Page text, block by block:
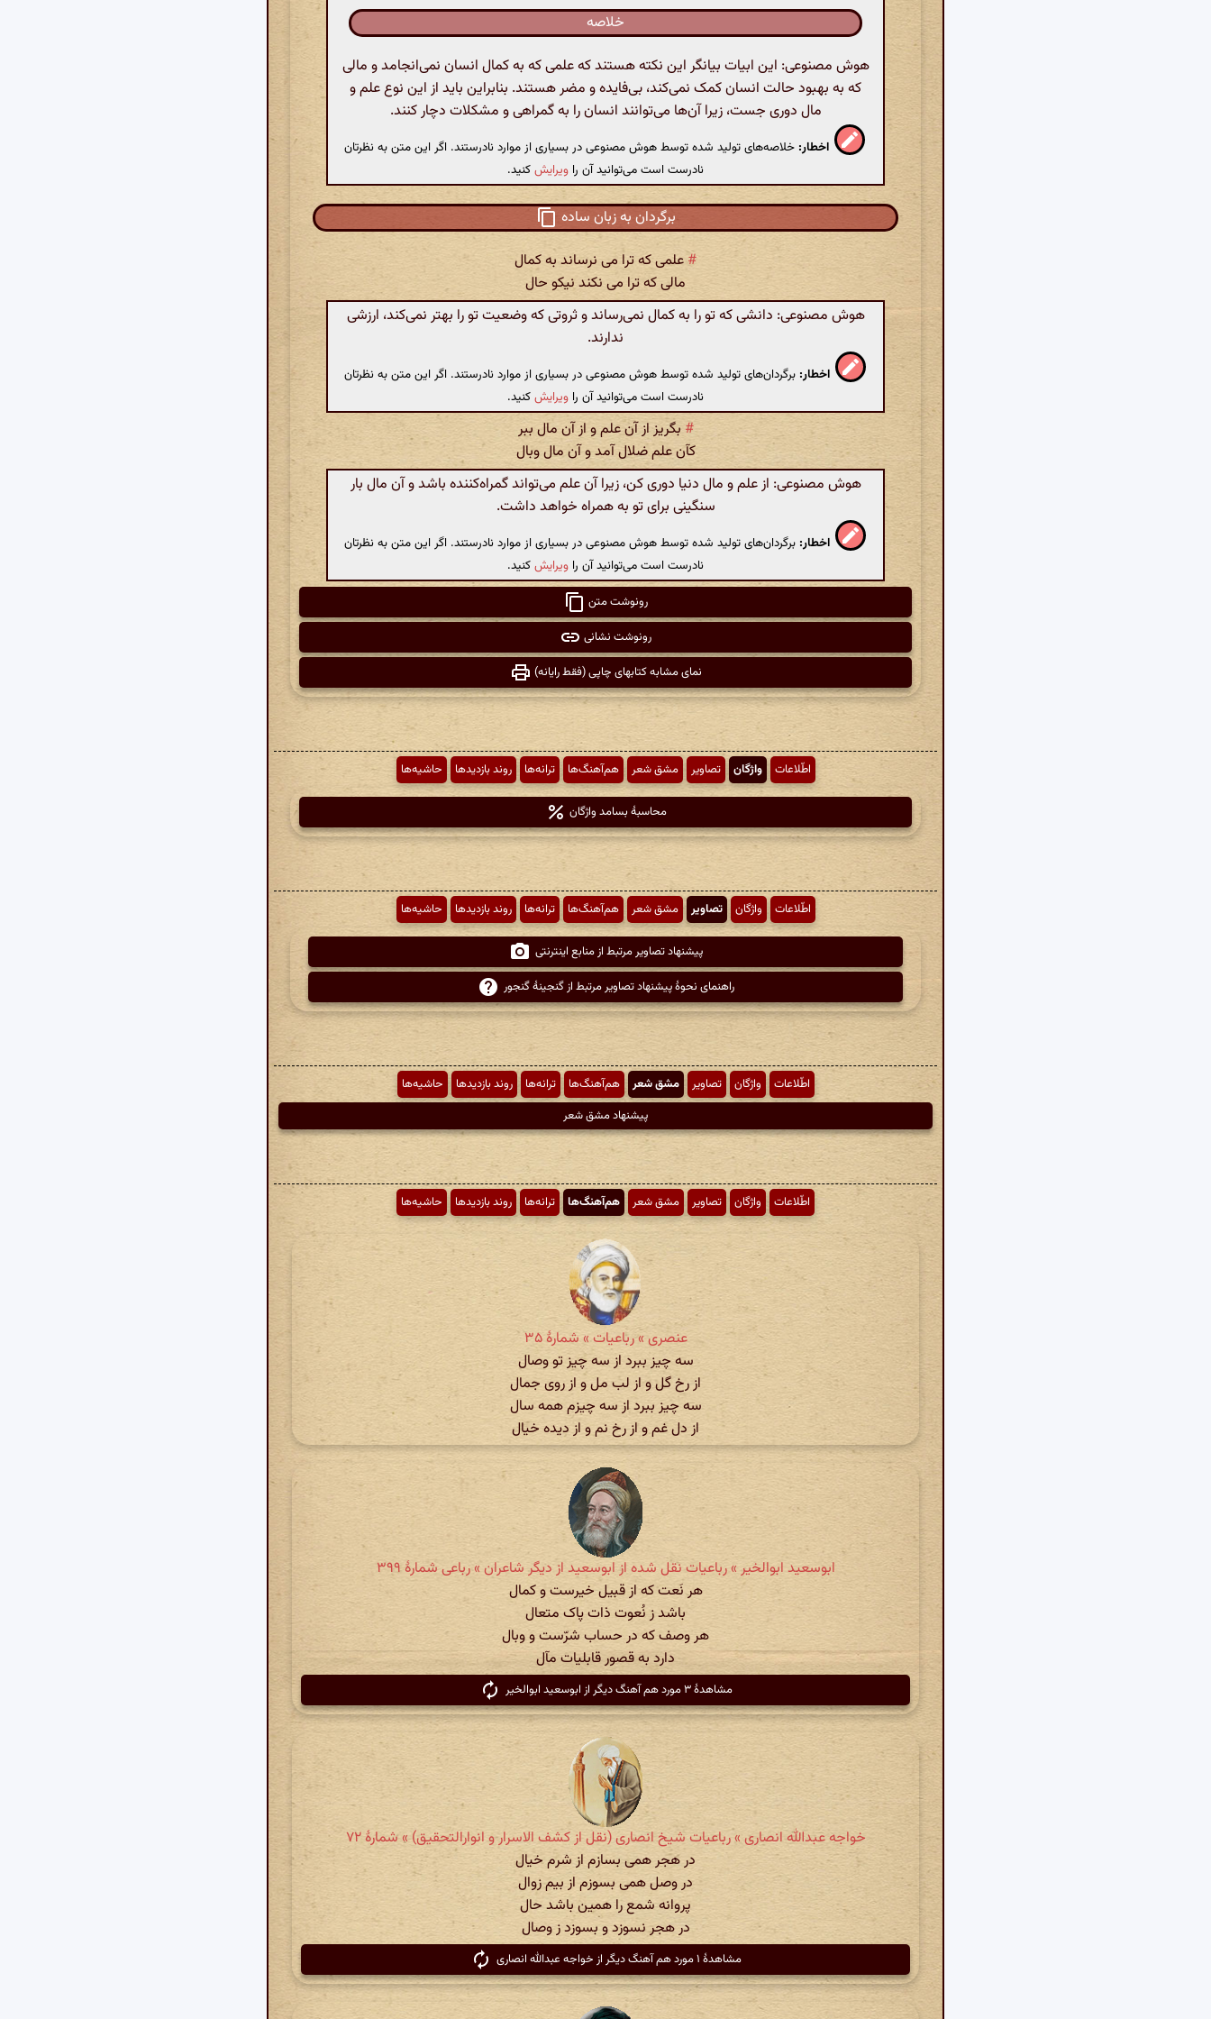
خلاصه
هوش مصنوعی: این ابیات بیانگر این نکته هستند که علمی که به کمال انسان نمی‌انجامد و مالی
که به بهبود حالت انسان کمک نمی‌کند، بی‌فایده و مضر هستند. بنابراین باید از این نوع علم و
مال دوری جست، زیرا آن‌ها می‌توانند انسان را به گمراهی و مشکلات دچار کنند.
اخطار: خلاصه‌های تولید شده توسط هوش مصنوعی در بسیاری از موارد نادرستند. اگر این متن به نظرتان
نادرست است می‌توانید آن را ویرایشکنید.
برگردان به زبان ساده
# علمی که ترا می نرساند به کمال
مالی که ترا می نکند نیکو حال
هوش مصنوعی: دانشی که تو را به کمال نمی‌رساند و ثروتی که وضعیت تو را بهتر نمی‌کند، ارزشی
ندارند.
اخطار: برگردان‌های تولید شده توسط هوش مصنوعی در بسیاری از موارد نادرستند. اگر این متن به نظرتان
نادرست است می‌توانید آن را ویرایشکنید.
# بگریز از آن علم و از آن مال ببر
کآن علم ضلال آمد و آن مال وبال
هوش مصنوعی: از علم و مال دنیا دوری کن، زیرا آن علم می‌تواند گمراه‌کننده باشد و آن مال بار
سنگینی برای تو به همراه خواهد داشت.
اخطار: برگردان‌های تولید شده توسط هوش مصنوعی در بسیاری از موارد نادرستند. اگر این متن به نظرتان
نادرست است می‌توانید آن را ویرایشکنید.
رونوشت متن
رونوشت نشانی
نمای مشابه کتابهای چاپی (فقط رایانه)
اطّلاعات واژگان تصاویر مشق شعر هم‌آهنگ‌ها ترانه‌ها روند بازدیدها حاشیه‌ها
محاسبهٔ بسامد واژگان
اطّلاعات واژگان تصاویر مشق شعر هم‌آهنگ‌ها ترانه‌ها روند بازدیدها حاشیه‌ها
پیشنهاد تصاویر مرتبط از منابع اینترنتی
راهنمای نحوهٔ پیشنهاد تصاویر مرتبط از گنجینهٔ گنجور
اطّلاعات واژگان تصاویر مشق شعر هم‌آهنگ‌ها ترانه‌ها روند بازدیدها
حاشیه‌ها
پیشنهاد مشق شعر
اطّلاعات واژگان تصاویر مشق شعر هم‌آهنگ‌ها ترانه‌ها روند بازدیدها حاشیه‌ها
عنصری » رباعیات » شمارهٔ ۳۵
سه چیز ببرد از سه چیز تو وصال
از رخ گل و از لب مل و از روی جمال
سه چیز ببرد از سه چیزم همه سال
از دل غم و از رخ نم و از دیده خیال
ابوسعید ابوالخیر » رباعیات نقل شده از ابوسعید از دیگر شاعران » رباعی شمارهٔ ۳۹۹
هر نَعت که از قبیل خیرست و کمال
باشد ز نُعوت ذات پاک متعال
هر وصف که در حساب شرّست و وبال
دارد به قصور قابلیات مآل
مشاهدهٔ ۳ مورد هم آهنگ دیگر از ابوسعید ابوالخیر
خواجه عبدالله انصاری » رباعیات شیخ انصاری (نقل از کشف الاسرار و انوارالتحقیق) » شمارهٔ ۷۲
در هجر همی بسازم از شرم خیال
در وصل همی بسوزم از بیم زوال
پروانه شمع را همین باشد حال
در هجر نسوزد و بسوزد ز وصال
مشاهدهٔ ۱ مورد هم آهنگ دیگر از خواجه عبدالله انصاری